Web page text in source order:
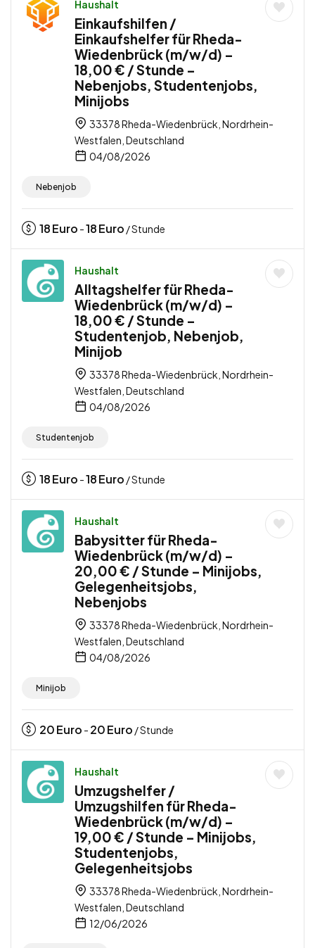
Haushalt
Einkaufshilfen /
Einkaufshelfer für Rheda-
Wiedenbrück (m/w/d) –
18,00 € / Stunde –
Nebenjobs, Studentenjobs,
Minijobs
33378 Rheda-Wiedenbrück, Nordrhein-
Westfalen, Deutschland
04/08/2026
Nebenjob
18Euro -18Euro / Stunde
Haushalt
Alltagshelfer für Rheda-
Wiedenbrück (m/w/d) –
18,00 € / Stunde –
Studentenjob, Nebenjob,
Minijob
33378 Rheda-Wiedenbrück, Nordrhein-
Westfalen, Deutschland
04/08/2026
Studentenjob
18Euro -18Euro / Stunde
Haushalt
Babysitter für Rheda-
Wiedenbrück (m/w/d) –
20,00 € / Stunde – Minijobs,
Gelegenheitsjobs,
Nebenjobs
33378 Rheda-Wiedenbrück, Nordrhein-
Westfalen, Deutschland
04/08/2026
Minijob
20Euro - 20Euro / Stunde
Haushalt
Umzugshelfer /
Umzugshilfen für Rheda-
Wiedenbrück (m/w/d) –
19,00 € / Stunde – Minijobs,
Studentenjobs,
Gelegenheitsjobs
33378 Rheda-Wiedenbrück, Nordrhein-
Westfalen, Deutschland
12/06/2026